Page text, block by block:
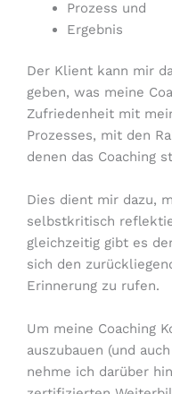
Prozess und
Ergebnis
Der Klient kann mir
geben, was meine
Zufriedenheit mit
Prozesses, mit den
denen das Coaching
Dies dient mir dazu,
selbstkritisch
gleichzeitig gibt es
sich den
Erinnerung zu rufen.
Um meine Coaching
auszubauen (und
nehme ich darüber